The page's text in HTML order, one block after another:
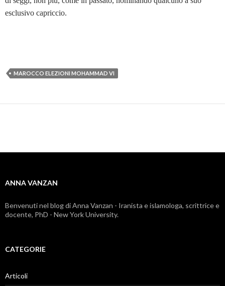
esclusivo capriccio.
MAROCCO ELEZIONI MOHAMMAD VI
ANNA VANZAN
Benvenuti nel blog di Anna Vanzan - Iranista e islamologa, scrittrice e
docente, PhD - New York University.
CATEGORIE
Articoli